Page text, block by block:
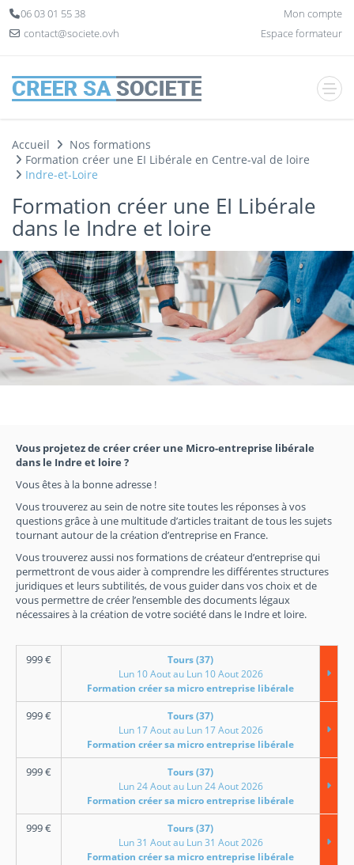
06 03 01 55 38
contact@societe.ovh
Mon compte
Espace formateur
Accueil
Nos formations
Formation créer une EI Libérale en Centre-val de loire
Indre-et-Loire
Formation créer une EI Libérale
dans le Indre et loire
Vous projetez de créer créer une Micro-entreprise libérale
dans le Indre et loire ?
Vous êtes à la bonne adresse !
Vous trouverez au sein de notre site toutes les réponses à vos
questions grâce à une multitude d’articles traitant de tous les sujets
tournant autour de la création d’entreprise en France.
Vous trouverez aussi nos formations de créateur d’entreprise qui
permettront de vous aider à comprendre les différentes structures
juridiques et leurs subtilités, de vous guider dans vos choix et de
vous permettre de créer l’ensemble des documents légaux
nécessaires à la création de votre société dans le Indre et loire.
999€
Tours (37)
Lun 10 Aout au Lun 10 Aout 2026
Formation créer sa micro entreprise libérale
999€
Tours (37)
Lun 17 Aout au Lun 17 Aout 2026
Formation créer sa micro entreprise libérale
999€
Tours (37)
Lun 24 Aout au Lun 24 Aout 2026
Formation créer sa micro entreprise libérale
999€
Tours (37)
Lun 31 Aout au Lun 31 Aout 2026
Formation créer sa micro entreprise libérale
Panneau de gestion des cookies